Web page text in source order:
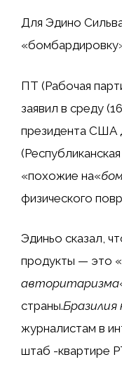
Для Эдино
ПТ (Рабочая
заявил в среду
президента США
«похожие на«
физического
Эдиньо сказал,
продукты — это «
авторитаризма
страны.
журналистам в
штаб -квартире